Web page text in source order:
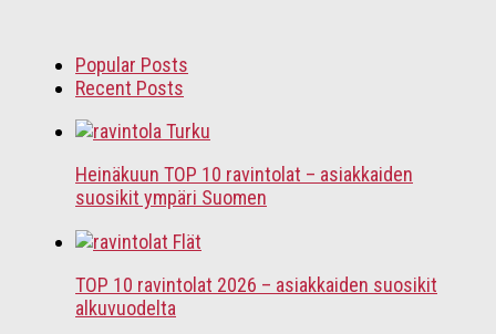
Popular Posts
Recent Posts
Heinäkuun TOP 10 ravintolat – asiakkaiden
suosikit ympäri Suomen
TOP 10 ravintolat 2026 – asiakkaiden suosikit
alkuvuodelta